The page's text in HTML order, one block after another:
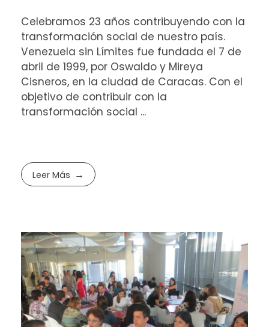
Celebramos 23 años contribuyendo con la
transformación social de nuestro país.
Venezuela sin Límites fue fundada el 7 de
abril de 1999, por Oswaldo y Mireya
Cisneros, en la ciudad de Caracas. Con el
objetivo de contribuir con la
transformación social ...
Leer Más